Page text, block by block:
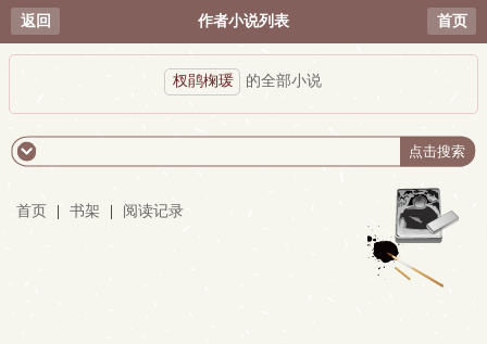
返回 作者小说列表 首页
杈鹃椈瑗 的全部小说
首页 书架 阅读记录